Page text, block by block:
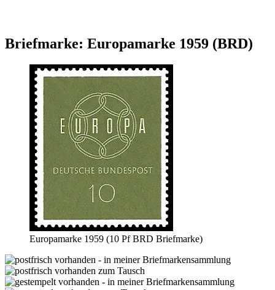
Briefmarke: Europamarke 1959 (BRD)
Europamarke 1959 (10 Pf BRD Briefmarke)